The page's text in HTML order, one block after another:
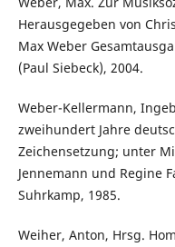
Herausgegeben von
Max Weber
(Paul Siebeck), 2004.
Weber-Kellermann,
zweihundert Jahre
Zeichensetzung; unter
Jennemann und Regine
Suhrkamp, 1985.
Weiher, Anton, Hrsg.